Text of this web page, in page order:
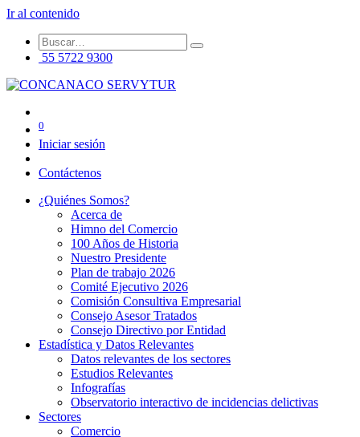
Ir al contenido
55 5722 9300
0
Iniciar sesión
Contáctenos
¿Quiénes Somos?
Acerca de
Himno del Comercio
100 Años de Historia
Nuestro Presidente
Plan de trabajo 2026
Comité Ejecutivo 2026
Comisión Consultiva Empresarial
Consejo Asesor Tratados
Consejo Directivo por Entidad
Estadística y Datos Relevantes
Datos relevantes de los sectores
Estudios Relevantes
Infografías
Observatorio interactivo de incidencias delictivas
Sectores
Comercio